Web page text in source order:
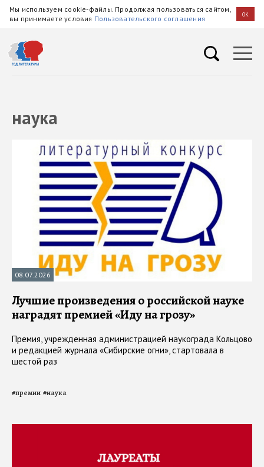
Мы используем cookie-файлы. Продолжая пользоваться сайтом,
вы принимаете условия Пользовательского соглашения OK
наука
08.07.2026
Лучшие произведения о российской науке
наградят премией «Иду на грозу»
Премия, учрежденная администрацией наукограда Кольцово
и редакцией журнала «Сибирские огни», стартовала в
шестой раз
#премии #наука